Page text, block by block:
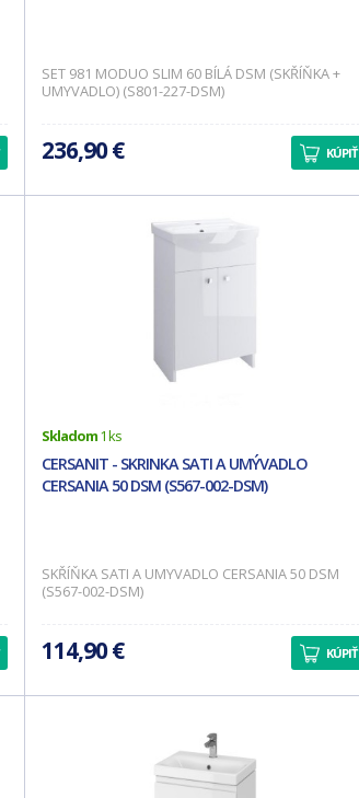
SET 981 MODUO SLIM 60 BÍLÁ DSM (SKŘÍŇKA +
UMYVADLO) (S801-227-DSM)
236,90 € KÚPIŤ
Skladom1 ks
CERSANIT - SKRINKA SATI A UMÝVADLO
CERSANIA 50 DSM (S567-002-DSM)
SKŘÍŇKA SATI A UMYVADLO CERSANIA 50 DSM
(S567-002-DSM)
114,90 € KÚPIŤ